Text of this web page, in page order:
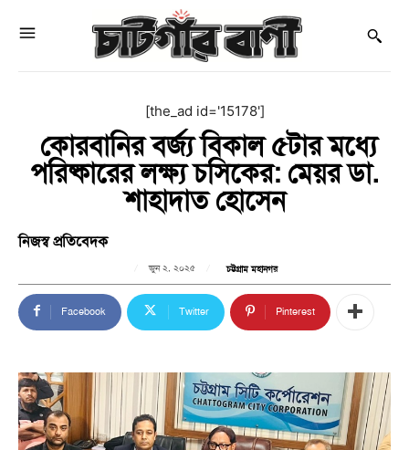
[the_ad id='15178']
কোরবানির বর্জ্য বিকাল ৫টার মধ্যে
পরিষ্কারের লক্ষ্য চসিকের: মেয়র ডা.
শাহাদাত হোসেন
নিজস্ব প্রতিবেদক
জুন ২, ২০২৫ চট্টগ্রাম মহানগর
Facebook Twitter Pinterest